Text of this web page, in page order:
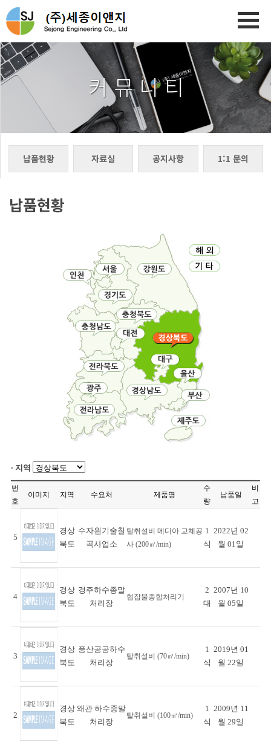
커 뮤 니 티
납품현황 자료실 공지사항 1:1 문의
납품현황
지역
번
호
이미지 지역 수요처 제품명
수
량
납품일
비
고
5
경상
북도
수자원기술칠
곡사업소
탈취설비 메디아 교체공
사 (200㎥/min)
1
식
2022년 02
월 01일
4
경상
북도
경주하수종말
처리장
협잡물종합처리기
2
대
2007년 10
월 05일
3
경상
북도
풍산공공하수
처리장
탈취설비 (70㎥/min)
1
식
2019년 01
월 22일
2
경상
북도
왜관 하수종말
처리장
탈취설비 (100㎥/min)
1
식
2009년 11
월 29일